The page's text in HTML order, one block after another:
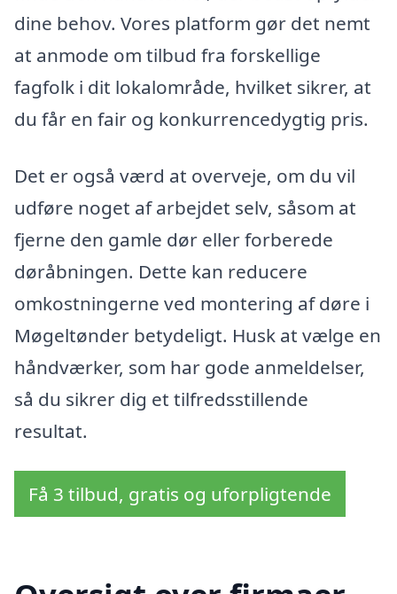
dine behov. Vores platform gør det nemt
at anmode om tilbud fra forskellige
fagfolk i dit lokalområde, hvilket sikrer, at
du får en fair og konkurrencedygtig pris.
Det er også værd at overveje, om du vil
udføre noget af arbejdet selv, såsom at
fjerne den gamle dør eller forberede
døråbningen. Dette kan reducere
omkostningerne ved montering af døre i
Møgeltønder betydeligt. Husk at vælge en
håndværker, som har gode anmeldelser,
så du sikrer dig et tilfredsstillende
resultat.
Få 3 tilbud, gratis og uforpligtende